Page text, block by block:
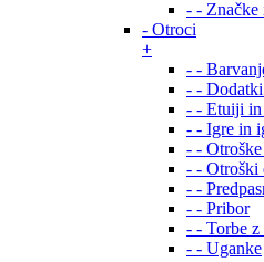
- - Značke
- Otroci
+
- -
- -
- - Etuiji in
- - Igre in
- -
- - Otroški
- -
- - Pribor
- - Torbe
- - Uganke